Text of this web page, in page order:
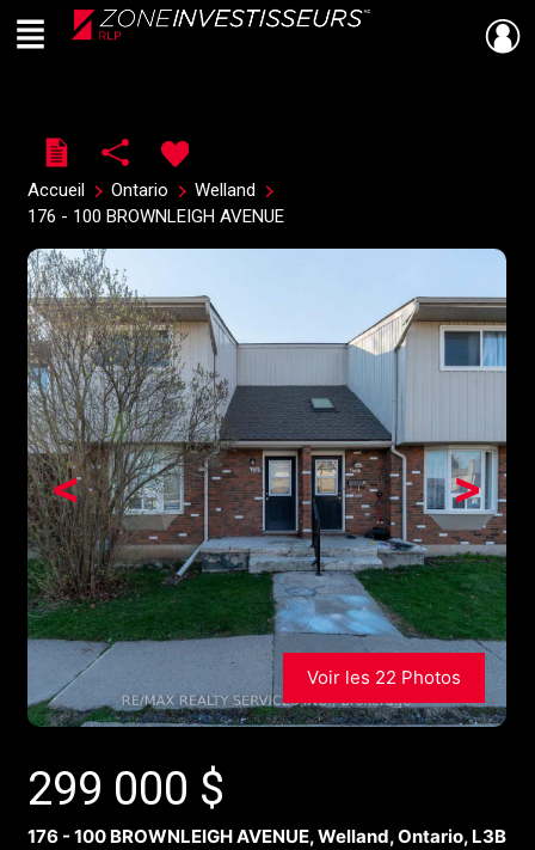
Live
En Direct
Menu
Accueil Ontario
Welland
176 - 100 BROWNLEIGH AVENUE
>
<
Voir les 22 Photos
299 000 $
176 - 100 BROWNLEIGH AVENUE, Welland, Ontario, L3B